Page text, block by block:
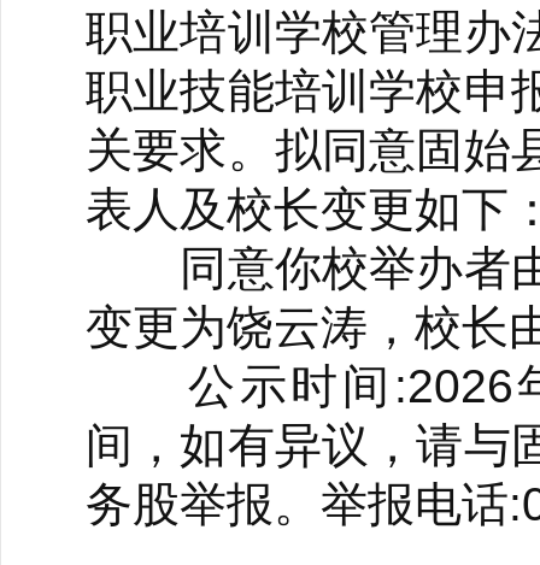
职业培训学校管理办
职业技能培训学校申
关要求。拟同意固始
表人及校长变更如下
同意你校举办者由
变更为饶云涛，校长
公示时间:2026
间，如有异议，请与
务股举报。举报电话